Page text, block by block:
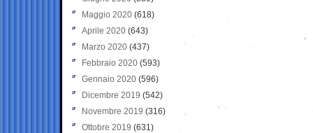
Maggio 2020 (618)
Aprile 2020 (643)
Marzo 2020 (437)
Febbraio 2020 (593)
Gennaio 2020 (596)
Dicembre 2019 (542)
Novembre 2019 (316)
Ottobre 2019 (631)